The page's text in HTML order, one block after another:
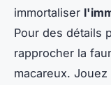
immortaliser
Pour des détails
rapprocher la
macareux.